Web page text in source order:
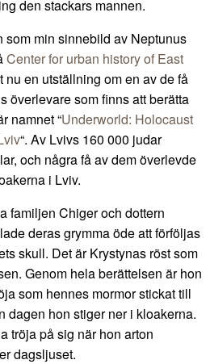
den stackars mannen.
som min sinnebild av Neptunus
Center for urban history of East
nu en utställning om en av de få
överlevare som finns att berätta
namnet “Underworld: Holocaust
“. Av Lvivs 160 000 judar
och några få av dem överlevde
i Lviv.
familjen Chiger och dottern
deras grymma öde att förföljas
skull. Det är Krystynas röst som
Genom hela berättelsen är hon
som hennes mormor stickat till
dagen hon stiger ner i kloakerna.
tröja på sig när hon arton
dagsljuset.